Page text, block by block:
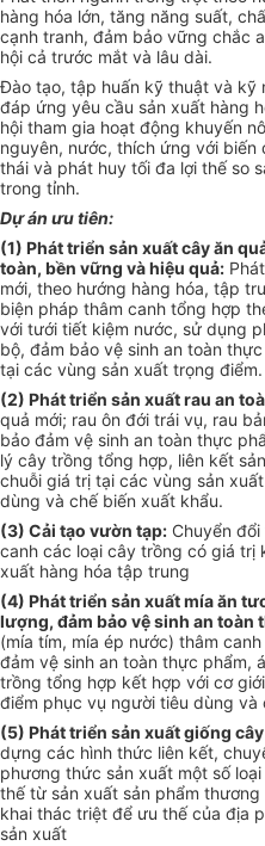
hàng hóa lớn, tăng năng suất,
cạnh tranh, đảm bảo vững chắc
hội cả trước mắt và lâu dài.
Đào tạo, tập huấn kỹ thuật và kỹ
đáp ứng yêu cầu sản xuất hàng
hội tham gia hoạt động khuyến
nguyên, nước, thích ứng với biến
thái và phát huy tối đa lợi thế so
trong tỉnh.
Dự án ưu tiên:
(1) Phát triển sản xuất cây ăn
toàn, bền vững và hiệu quả:
mới, theo hướng hàng hóa, tập
biện pháp thâm canh tổng hợp
với tưới tiết kiệm nước, sử dụng
bộ, đảm bảo vệ sinh an toàn
tại các vùng sản xuất trọng điểm.
(2) Phát triển sản xuất rau an
quả mới; rau ôn đới trái vụ, rau
bảo đảm vệ sinh an toàn thực
lý cây trồng tổng hợp, liên kết
chuỗi giá trị tại các vùng sản xuất
dùng và chế biến xuất khẩu.
(3) Cải tạo vườn tạp: Chuyển
canh các loại cây trồng có giá trị
xuất hàng hóa tập trung
(4) Phát triển sản xuất mía ăn t
lượng, đảm bảo vệ sinh an toàn
(mía tím, mía ép nước) thâm
đảm vệ sinh an toàn thực phẩm,
trồng tổng hợp kết hợp với cơ
điểm phục vụ người tiêu dùng và
(5) Phát triển sản xuất giống
dựng các hình thức liên kết,
phương thức sản xuất một số
thế từ sản xuất sản phẩm
khai thác triệt để ưu thế của địa
sản xuất